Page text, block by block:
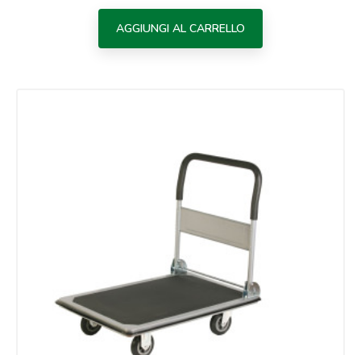
AGGIUNGI AL CARRELLO